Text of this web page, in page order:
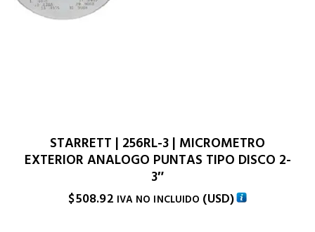
STARRETT | 256RL-3 | MICROMETRO
EXTERIOR ANALOGO PUNTAS TIPO DISCO 2-
3″
$508.92 IVA NO INCLUIDO (USD)